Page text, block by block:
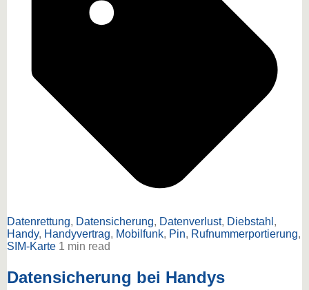
Datenrettung, Datensicherung, Datenverlust, Diebstahl ,
Handy, Handyvertrag, Mobilfunk, Pin, Rufnummerportierung,
SIM-Karte 1 min read
Datensicherung bei Handys